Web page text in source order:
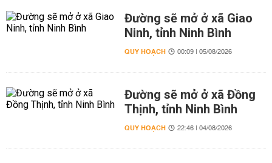
Đường sẽ mở ở xã Giao
Ninh, tỉnh Ninh Bình
QUY HOẠCH 00:09 | 05/08/2026
Đường sẽ mở ở xã Đồng
Thịnh, tỉnh Ninh Bình
QUY HOẠCH 22:46 | 04/08/2026